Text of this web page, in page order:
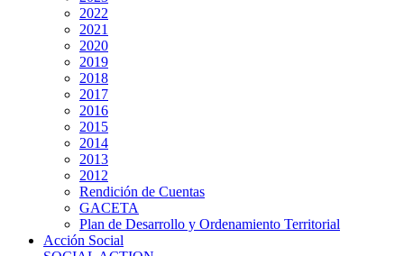
2022
2021
2020
2019
2018
2017
2016
2015
2014
2013
2012
Rendición de Cuentas
GACETA
Plan de Desarrollo y Ordenamiento Territorial
Acción Social